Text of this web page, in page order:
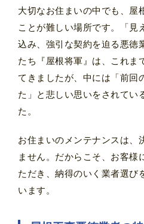
大切なお住まいの中でも、屋
ことが難しい場所です。「見
込み、強引な契約を迫る悪徳
たち『屋根将軍』は、これま
てきましたが、中には「前回
た」と悲しい思いをされてい
た。
お住まいのメンテナンスは、
ません。だからこそ、お客様
ただき、納得のいく業者選び
います。